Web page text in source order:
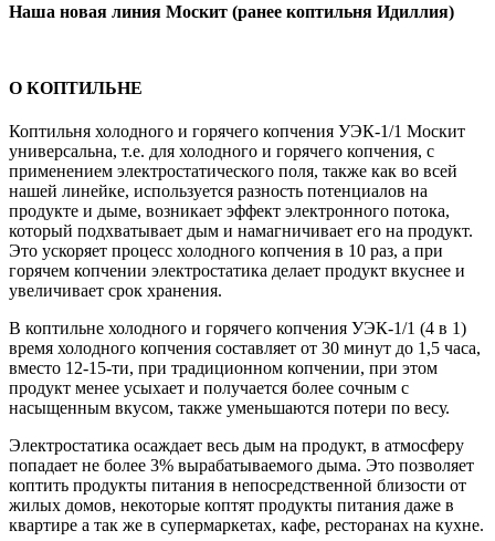
Наша новая линия Москит (ранее коптильня Идиллия)
О КОПТИЛЬНЕ
Коптильня холодного и горячего копчения УЭК-1/1 Москит
универсальна, т.е. для холодного и горячего копчения, с
применением электростатического поля, также как во всей
нашей линейке, используется разность потенциалов на
продукте и дыме, возникает эффект электронного потока,
который подхватывает дым и намагничивает его на продукт.
Это ускоряет процесс холодного копчения в 10 раз, а при
горячем копчении электростатика делает продукт вкуснее и
увеличивает срок хранения.
В коптильне холодного и горячего копчения УЭК-1/1 (4 в 1)
время холодного копчения составляет от 30 минут до 1,5 часа,
вместо 12-15-ти, при традиционном копчении, при этом
продукт менее усыхает и получается более сочным с
насыщенным вкусом, также уменьшаются потери по весу.
Электростатика осаждает весь дым на продукт, в атмосферу
попадает не более 3% вырабатываемого дыма. Это позволяет
коптить продукты питания в непосредственной близости от
жилых домов, некоторые коптят продукты питания даже в
квартире а так же в супермаркетах, кафе, ресторанах на кухне.